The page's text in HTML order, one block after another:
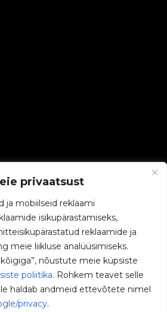
privaatsust
ja mobiilseid reklaami
isikupärastamiseks,
reklaamide ja
meie liikluse analüüsimiseks.
nõustute meie küpsiste
poliitika. Rohkem teavet selle
haldab andmeid ettevõtete nimel
privacy.